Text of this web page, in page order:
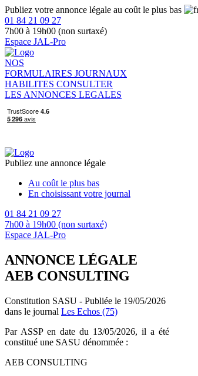
Publiez votre annonce légale au coût le plus bas
01 84 21 09 27
7h00 à 19h00 (non surtaxé)
Espace JAL-Pro
NOS
FORMULAIRES JOURNAUX
HABILITES CONSULTER
LES ANNONCES LEGALES
Publiez une annonce légale
Au coût le plus bas
En choisissant votre journal
01 84 21 09 27
7h00 à 19h00 (non surtaxé)
Espace JAL-Pro
ANNONCE LÉGALE
AEB CONSULTING
Constitution SASU - Publiée le 19/05/2026
dans le journal Les Echos (75)
Par ASSP en date du 13/05/2026, il a été
constitué une SASU dénommée :
AEB CONSULTING